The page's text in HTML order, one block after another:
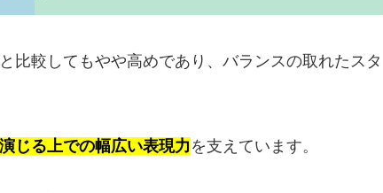
比較してもやや高めであり、バランスの取れたスタ
じる上での幅広い表現力 を支えています。